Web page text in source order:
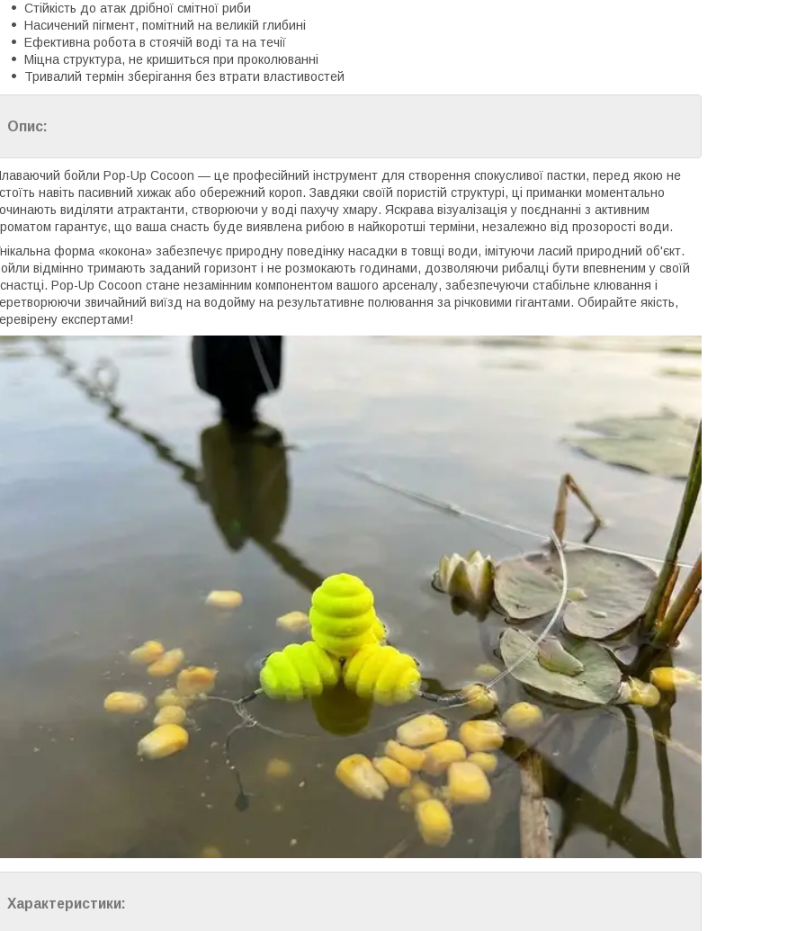
Стійкість до атак дрібної смітної риби
Насичений пігмент, помітний на великій глибині
Ефективна робота в стоячій воді та на течії
Міцна структура, не кришиться при проколюванні
Тривалий термін зберігання без втрати властивостей
Опис:
бойли Pop-Up Cocoon — це професійний інструмент для створення спокусливої пастки, перед якою не
навіть пасивний хижак або обережний короп. Завдяки своїй пористій структурі, ці приманки моментально
виділяти атрактанти, створюючи у воді пахучу хмару. Яскрава візуалізація у поєднанні з активним
гарантує, що ваша снасть буде виявлена рибою в найкоротші терміни, незалежно від прозорості води.
форма «кокона» забезпечує природну поведінку насадки в товщі води, імітуючи ласий природний об'єкт.
відмінно тримають заданий горизонт і не розмокають годинами, дозволяючи рибалці бути впевненим у своїй
Pop-Up Cocoon стане незамінним компонентом вашого арсеналу, забезпечуючи стабільне клювання і
звичайний виїзд на водойму на результативне полювання за річковими гігантами. Обирайте якість,
експертами!
Характеристики: